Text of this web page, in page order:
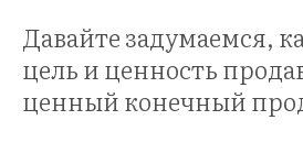
Давайте задумаемся,
цель и ценность
ценный конечный